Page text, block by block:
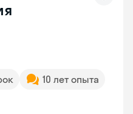
10 лет опыта